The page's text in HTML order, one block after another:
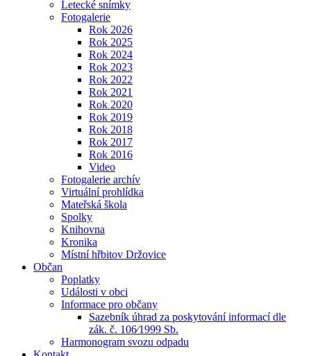
Letecké snímky
Fotogalerie
Rok 2026
Rok 2025
Rok 2024
Rok 2023
Rok 2022
Rok 2021
Rok 2020
Rok 2019
Rok 2018
Rok 2017
Rok 2016
Video
Fotogalerie archív
Virtuální prohlídka
Mateřská škola
Spolky
Knihovna
Kronika
Místní hřbitov Držovice
Občan
Poplatky
Události v obci
Informace pro občany
Sazebník úhrad za poskytování informací dle
zák. č. 106⁄1999 Sb.
Harmonogram svozu odpadu